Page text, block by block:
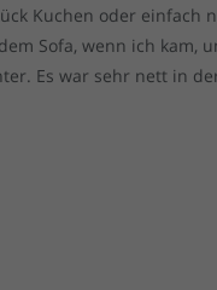
Kuchen oder einfach
Sofa, wenn ich kam,
Es war sehr nett in